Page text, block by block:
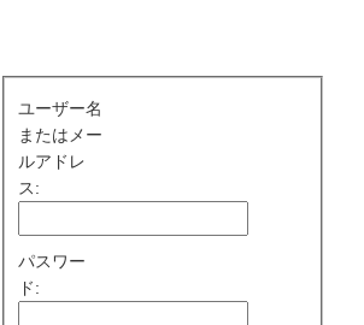
ユーザー名
またはメー
ルアドレ
ス:
パスワー
ド: